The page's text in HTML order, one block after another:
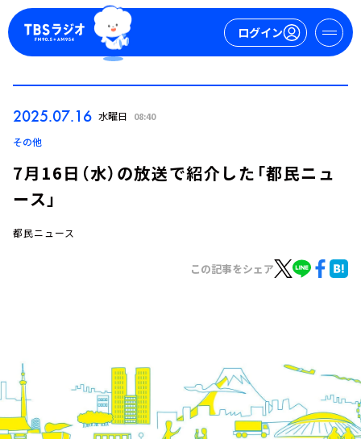
ログイン
イベント・グッズ
YouTube
会社情報
2025.07.16 水曜日 08:40
その他
7月16日（水）の放送で紹介した「都民ニュ
ース」
都民ニュース
この記事をシェア